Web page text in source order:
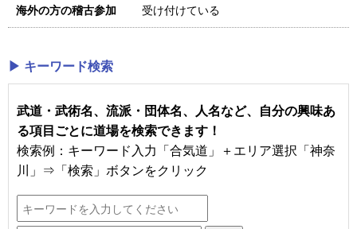
海外の方の稽古参加 受け付けている
▶ キーワード検索
武道・武術名、流派・団体名、人名など、自分の興味あ
る項目ごとに道場を検索できます！
検索例：キーワード入力「合気道」＋エリア選択「神奈
川」⇒「検索」ボタンをクリック